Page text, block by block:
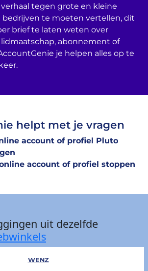
tegen grote en kleine
bedrijven te moeten vertellen, dit
brief te laten weten over
abonnement of
je helpen alles op te
helpt met je vragen
account of profiel Pluto
account of profiel stoppen
uit dezelfde
WENZ